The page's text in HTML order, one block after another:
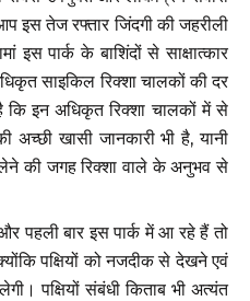
इस तेज रफ्तार जिंदगी की जहरीली
इस पार्क के बाशिंदों से साक्षात्कार
साइकिल रिक्शा चालकों की दर
कि इन अधिकृत रिक्शा चालकों में से
अच्छी खासी जानकारी भी है, यानी
की जगह रिक्शा वाले के अनुभव से
पहली बार इस पार्क में आ रहे हैं तो
पक्षियों को नजदीक से देखने एवं
पक्षियों संबंधी किताब भी अत्यंत